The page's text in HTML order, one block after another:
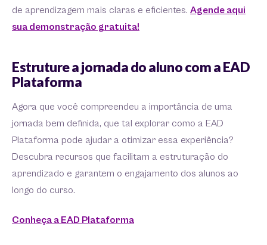
de aprendizagem mais claras e eficientes. Agende aqui
sua demonstração gratuita!
Estruture a jornada do aluno com a EAD
Plataforma
Agora que você compreendeu a importância de uma
jornada bem definida, que tal explorar como a EAD
Plataforma pode ajudar a otimizar essa experiência?
Descubra recursos que facilitam a estruturação do
aprendizado e garantem o engajamento dos alunos ao
longo do curso.
Conheça a EAD Plataforma